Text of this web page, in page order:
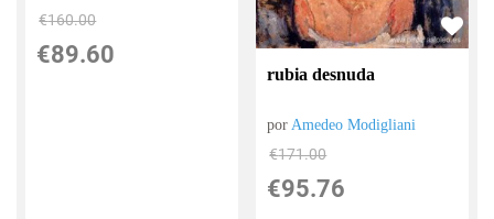
€160.00
€89.60
rubia desnuda
por Amedeo Modigliani
€171.00
€95.76